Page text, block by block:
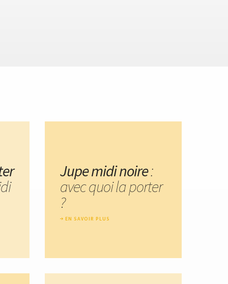
Jupe midi noire:
avec quoi la porter
?
EN SAVOIR PLUS